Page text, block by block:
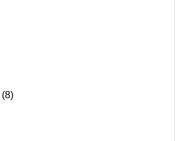
(8)